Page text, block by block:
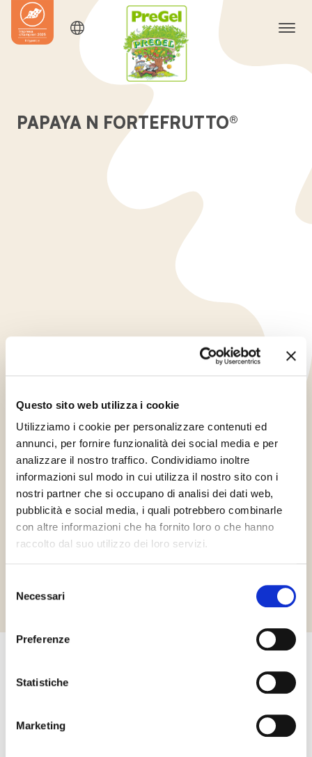
Questo sito web utilizza i cookie
Utilizziamo i cookie per personalizzare contenuti ed
annunci, per fornire funzionalità dei social media e per
analizzare il nostro traffico. Condividiamo inoltre
informazioni sul modo in cui utilizza il nostro sito con i
nostri partner che si occupano di analisi dei dati web,
pubblicità e social media, i quali potrebbero combinarle
con altre informazioni che ha fornito loro o che hanno
raccolto dal suo utilizzo dei loro servizi.
delNecessari
Preferenze
Statistiche
Marketing
PAPAYA N FORTEFRUTTO®
Kód
46972
Kérjük ne habozzon kapcsolatba lépni velünk! Érdeklődését